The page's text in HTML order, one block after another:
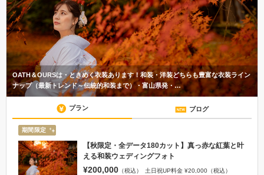
OATH＆OURSは・ときめく衣装あります！和装・洋装どちらも豊富な衣装ライン
ナップ（最新トレンド～伝統的和装まで）・富山県発・…
プラン ブログ
期間限定
【秋限定・全データ180カット】真っ赤な紅葉と叶
える和装ウェディングフォト
¥200,000 （税込） 土日祝UP料金 ¥20,000（税込）